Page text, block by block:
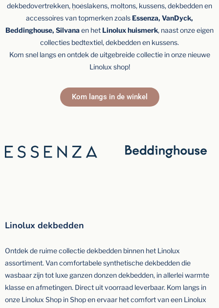
dekbedovertrekken, hoeslakens, moltons, kussens, dekbedden en
accessoires van topmerken zoals Essenza, VanDyck,
Beddinghouse, Silvanaen het Linolux huismerk, naast onze eigen
collecties bedtextiel, dekbedden en kussens.
Kom snel langs en ontdek de uitgebreide collectie in onze nieuwe
Linolux shop!
Kom langs in de winkel
Linolux dekbedden
Ontdek de ruime collectie dekbedden binnen het Linolux
assortiment. Van comfortabele synthetische dekbedden die
wasbaar zijn tot luxe ganzen donzen dekbedden, in allerlei warmte
klasse en afmetingen. Direct uit voorraad leverbaar. Kom langs in
onze Linolux Shop in Shop en ervaar het comfort van een Linolux